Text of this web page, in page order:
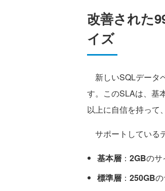
改善された
イズ
新しいSQLデータ
す。このSLAは、基
以上に自信を持って
サポートしている
基本層 ： 2GBのサ
標準層 ： 250GB